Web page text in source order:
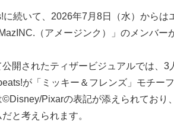
に続いて、2026年7月8日（水）からは
（アメージンク）」のメンバー
公開されたティザービジュアルでは、3
が「ミッキー＆フレンズ」モチー
©Disney/Pixarの表記が添えられており
と考えられます。